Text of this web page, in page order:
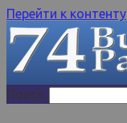
Перейти к контенту
Поиск: